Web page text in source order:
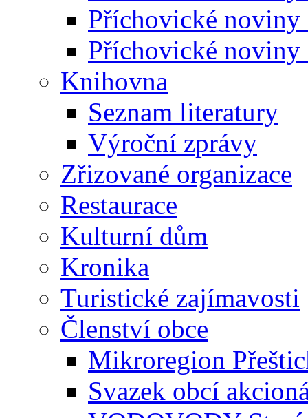
Příchovické noviny
Příchovické noviny
Knihovna
Seznam literatury
Výroční zprávy
Zřizované organizace
Restaurace
Kulturní dům
Kronika
Turistické zajímavosti
Členství obce
Mikroregion
Svazek obcí